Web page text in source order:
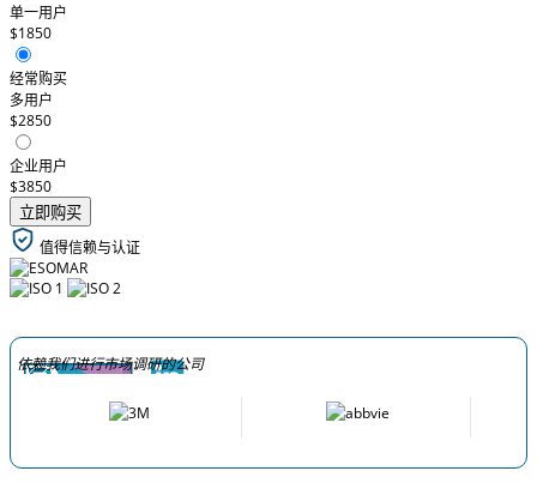
单一用户
$1850
经常购买
多用户
$2850
企业用户
$3850
立即购买
值得信赖与认证
依赖我们进行市场调研的公司